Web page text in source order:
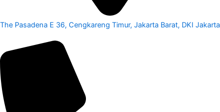
The Pasadena E 36, Cengkareng Timur, Jakarta Barat, DKI Jakarta